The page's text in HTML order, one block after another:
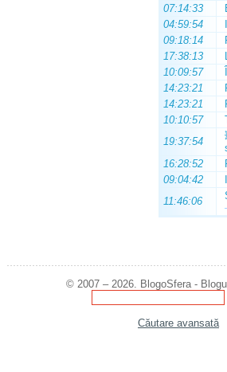
07:14:33
04:59:54
09:18:14
17:38:13
10:09:57
14:23:21
14:23:21
10:10:57
19:37:54
16:28:52
09:04:42
11:46:06
© 2007 – 2026. BlogoSfera -
Căutare avansată